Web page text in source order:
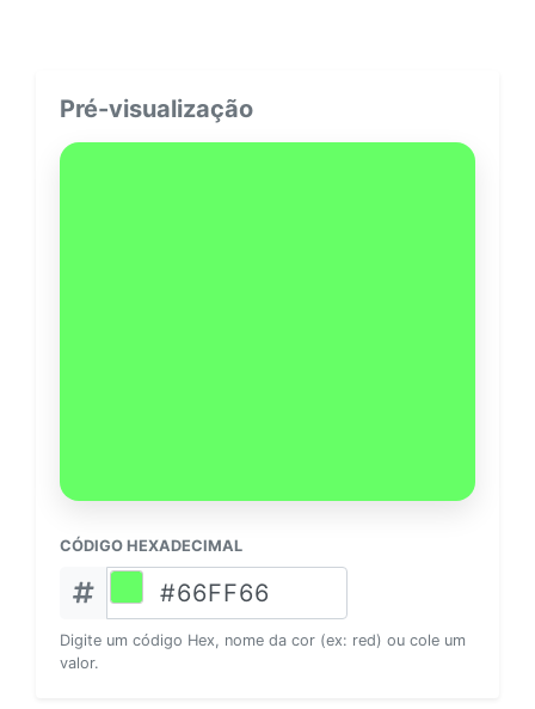
Pré-visualização
CÓDIGO HEXADECIMAL
Digite um código Hex, nome da cor (ex: red) ou cole um
valor.